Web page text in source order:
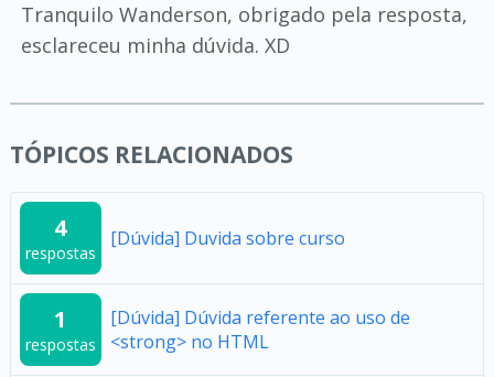
Tranquilo Wanderson, obrigado pela resposta,
esclareceu minha dúvida. XD
TÓPICOS RELACIONADOS
4
respostas
[Dúvida] Duvida sobre curso
1
respostas
[Dúvida] Dúvida referente ao uso de
<strong> no HTML